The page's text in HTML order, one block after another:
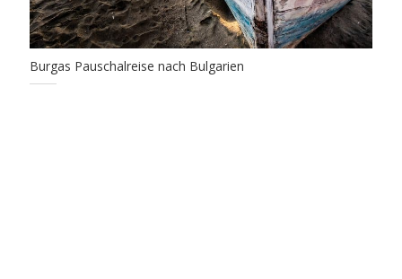
Burgas Pauschalreise nach Bulgarien